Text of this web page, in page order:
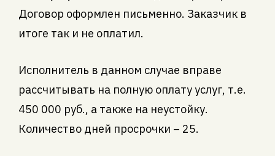
Договор оформлен письменно. Заказчик в
итоге так и не оплатил.
Исполнитель в данном случае вправе
рассчитывать на полную оплату услуг, т.е.
450 000 руб., а также на неустойку.
Количество дней просрочки – 25.